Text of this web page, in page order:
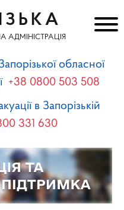
АДМІНІСТРАЦІЯ
обласної
+38 0800 503 508
в Запорізькій
331 630